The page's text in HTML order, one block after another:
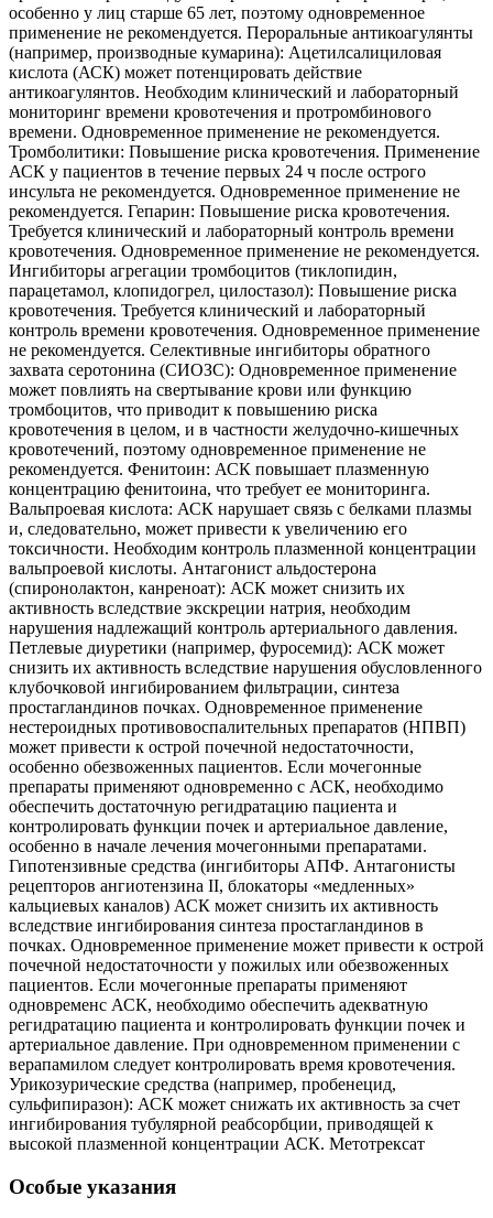
особенно у лиц старше 65 лет, поэтому одновременное
применение не рекомендуется. Пероральные антикоагулянты
(например, производные кумарина): Ацетилсалициловая
кислота (АСК) может потенцировать действие
антикоагулянтов. Необходим клинический и лабораторный
мониторинг времени кровотечения и протромбинового
времени. Одновременное применение не рекомендуется.
Тромболитики: Повышение риска кровотечения. Применение
АСК у пациентов в течение первых 24 ч после острого
инсульта не рекомендуется. Одновременное применение не
рекомендуется. Гепарин: Повышение риска кровотечения.
Требуется клинический и лабораторный контроль времени
кровотечения. Одновременное применение не рекомендуется.
Ингибиторы агрегации тромбоцитов (тиклопидин,
парацетамол, клопидогрел, цилостазол): Повышение риска
кровотечения. Требуется клинический и лабораторный
контроль времени кровотечения. Одновременное применение
не рекомендуется. Селективные ингибиторы обратного
захвата серотонина (СИОЗС): Одновременное применение
может повлиять на свертывание крови или функцию
тромбоцитов, что приводит к повышению риска
кровотечения в целом, и в частности желудочно-кишечных
кровотечений, поэтому одновременное применение не
рекомендуется. Фенитоин: АСК повышает плазменную
концентрацию фенитоина, что требует ее мониторинга.
Вальпроевая кислота: АСК нарушает связь с белками плазмы
и, следовательно, может привести к увеличению его
токсичности. Необходим контроль плазменной концентрации
вальпроевой кислоты. Антагонист альдостерона
(спиронолактон, канреноат): АСК может снизить их
активность вследствие экскреции натрия, необходим
нарушения надлежащий контроль артериального давления.
Петлевые диуретики (например, фуросемид): АСК может
снизить их активность вследствие нарушения обусловленного
клубочковой ингибированием фильтрации, синтеза
простагландинов почках. Одновременное применение
нестероидных противовоспалительных препаратов (НПВП)
может привести к острой почечной недостаточности,
особенно обезвоженных пациентов. Если мочегонные
препараты применяют одновременно с АСК, необходимо
обеспечить достаточную регидратацию пациента и
контролировать функции почек и артериальное давление,
особенно в начале лечения мочегонными препаратами.
Гипотензивные средства (ингибиторы АПФ. Антагонисты
рецепторов ангиотензина II, блокаторы «медленных»
кальциевых каналов) АСК может снизить их активность
вследствие ингибирования синтеза простагландинов в
почках. Одновременное применение может привести к острой
почечной недостаточности у пожилых или обезвоженных
пациентов. Если мочегонные препараты применяют
одновременc АСК, необходимо обеспечить адекватную
регидратацию пациента и контролировать функции почек и
артериальное давление. При одновременном применении с
верапамилом следует контролировать время кровотечения.
Урикозурические средства (например, пробенецид,
сульфипиразон): АСК может снижать их активность за счет
ингибирования тубулярной реабсорбции, приводящей к
высокой плазменной концентрации АСК. Метотрексат
Особые указания